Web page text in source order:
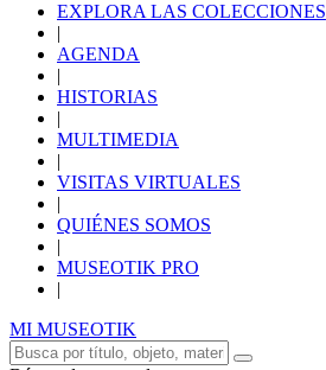
EXPLORA LAS COLECCIONES
|
AGENDA
|
HISTORIAS
|
MULTIMEDIA
|
VISITAS VIRTUALES
|
QUIÉNES SOMOS
|
MUSEOTIK PRO
|
MI MUSEOTIK